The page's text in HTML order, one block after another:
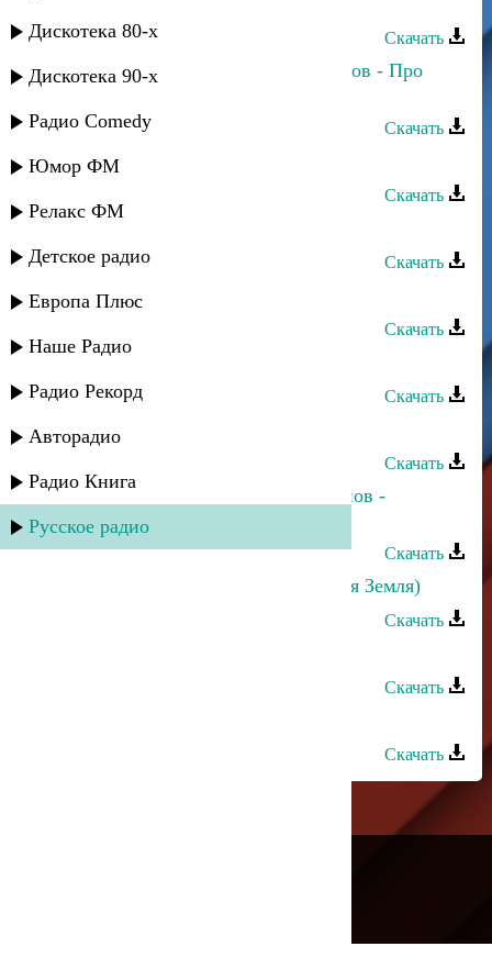
Дискотека 80-х
Дискотека 90-х
Радио Comedy
Юмор ФМ
Релакс ФМ
Детское радио
Европа Плюс
Наше Радио
Радио Рекорд
Авторадио
Радио Книга
Русское радио
Скачать
Камила Мурсалова и Аслан Идрисов - Про
Скачать
Аслан Идрисов - Народная
Скачать
Скачать
Аслан Кубутаев - Агулар
Скачать
Аслан Кубутаев - Любимая
Скачать
Аслан Кубутаев - Любимой
Скачать
Прямое попадание и Аслан Гусейнов -
Осенний дождь
Скачать
Аслан Идрисов - Хайи Чил (Родная Земля)
Скачать
Скачать
Скачать